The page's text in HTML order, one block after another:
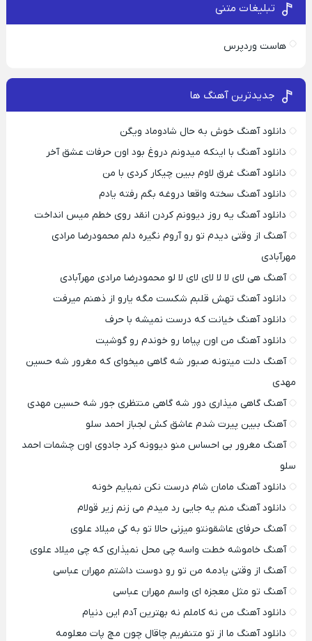
تبلیغات متنی
هاست وردپرس
جدیدترین آهنگ ها
دانلود آهنگ خوش به حال شادوماد ویگن
دانلود آهنگ با اینکه میدونم دروغ بود اون حرفات عشق آخر
دانلود آهنگ غرق لاوم ببین چیکار کردی با من
دانلود آهنگ سخته واقعا دروغه بگم رفته یادم
دانلود آهنگ یه روز دیوونم کردن انقد روی خطم میس انداخت
آهنگ از وقتی دیدم تو رو آروم نگیره دلم محمودرضا مرادی
مهرآبادی
آهنگ هی لای لا لا لای لای لا لو محمودرضا مرادی مهرآبادی
دانلود آهنگ تهش قلبم شکست مگه یارو از ذهنم میرفت
دانلود آهنگ خیانت که درست نمیشه با حرف
دانلود آهنگ من اون پیاما رو خوندم رو گوشیت
آهنگ دلت میتونه صبور شه گاهی میخوای که مغرور شه حسین
مهدی
آهنگ گاهی میذاری دور شه گاهی منتظری جور شه حسین مهدی
آهنگ ببین پیرت شدم عاشق کش لجباز احمد سلو
آهنگ مغرور بی احساس منو دیوونه کرد جادوی اون چشمات احمد
سلو
دانلود آهنگ مامان شام درست نکن نمیایم خونه
دانلود آهنگ منم یه جایی رد میدم می زنم زیر قولام
آهنگ حرفای عاشقونتو میزنی حالا تو به کی میلاد علوی
آهنگ خاموشه خطت واسه چی محل نمیذاری که چی میلاد علوی
آهنگ از وقتی یادمه من تو رو دوست داشتم مهران عباسی
آهنگ تو مثل معجزه ای واسم مهران عباسی
دانلود آهنگ من نه کاملم نه بهترین آدم این دنیام
دانلود آهنگ ما از تو متنفریم چاقال چون مچ پات معلومه